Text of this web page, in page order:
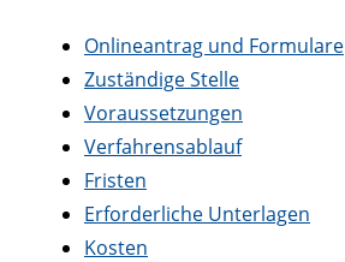
Onlineantrag und Formulare
Zuständige Stelle
Voraussetzungen
Verfahrensablauf
Fristen
Erforderliche Unterlagen
Kosten